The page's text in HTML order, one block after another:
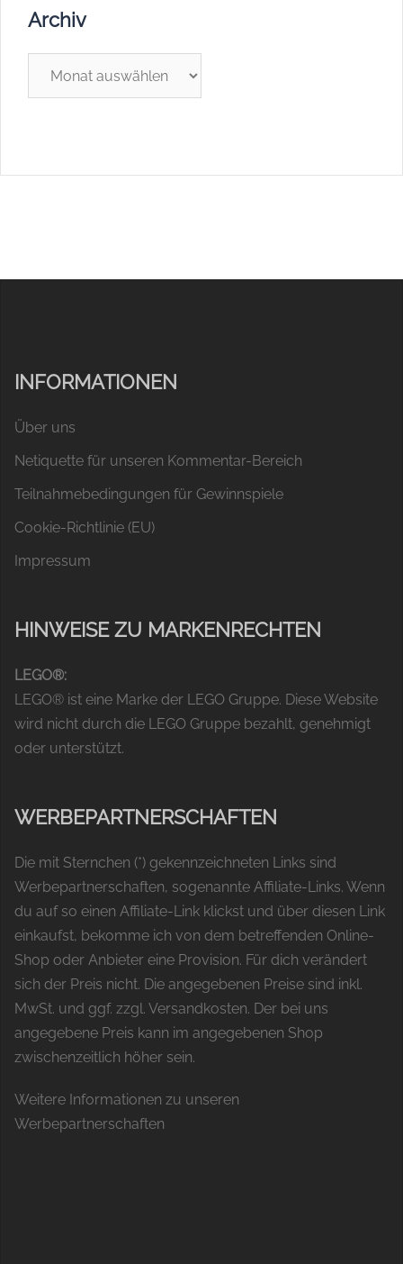
Archiv
INFORMATIONEN
Über uns
Netiquette für unseren Kommentar-Bereich
Teilnahmebedingungen für Gewinnspiele
Cookie-Richtlinie (EU)
Impressum
HINWEISE ZU MARKENRECHTEN
LEGO®:
LEGO® ist eine Marke der LEGO Gruppe. Diese Website
wird nicht durch die LEGO Gruppe bezahlt, genehmigt
oder unterstützt.
WERBEPARTNERSCHAFTEN
Die mit Sternchen (*) gekennzeichneten Links sind
Werbepartnerschaften, sogenannte Affiliate-Links. Wenn
du auf so einen Affiliate-Link klickst und über diesen Link
einkaufst, bekomme ich von dem betreffenden Online-
Shop oder Anbieter eine Provision. Für dich verändert
sich der Preis nicht. Die angegebenen Preise sind inkl.
MwSt. und ggf. zzgl. Versandkosten. Der bei uns
angegebene Preis kann im angegebenen Shop
zwischenzeitlich höher sein.
Weitere Informationen zu unseren
Werbepartnerschaften